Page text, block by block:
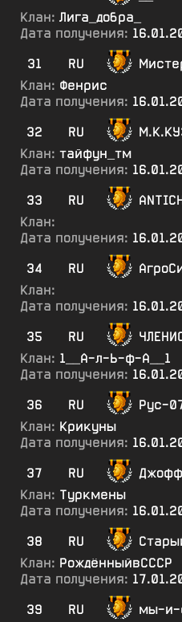
Клан: Лига_добра_
Дата получения:
31
RU
Клан: Фенрис
Дата получения:
32
RU
Клан: тайфун_тм
Дата получения:
33
RU
Клан:
Дата получения:
34
RU
Клан:
Дата получения:
35
RU
Клан: 1__А-л-Ь-ф-А__1
Дата получения:
36
RU
Рус-
Клан: Крикуны
Дата получения:
37
RU
Джофф
Клан: Туркмены
Дата получения:
38
RU
Клан: РождённыйвСССР
Дата получения:
39
RU
мы-и-